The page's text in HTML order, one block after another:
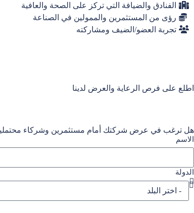
الفنادق والضيافة التي تركز على الصحة والعافية
رؤى من المستثمرين والممولين في الصناعة
تجربة العضو/الضيف ومشاركته
اطلع على فرص الرعاية والعرض لدينا
هل ترغب في عرض شركتك أمام مستثمرين وشركاء
الاسم
الدولة